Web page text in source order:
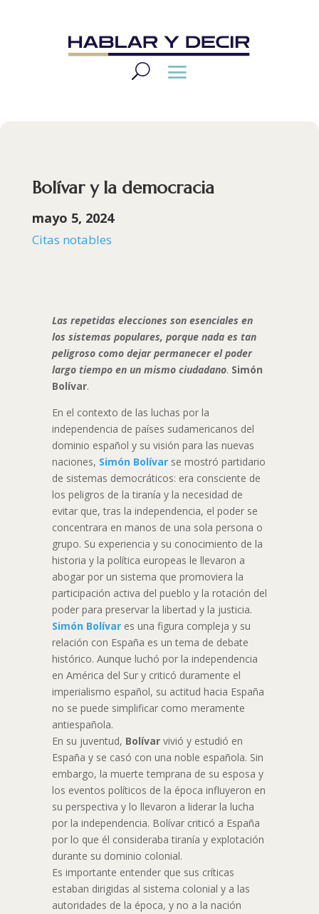
Bolívar y la democracia
mayo 5, 2024
Citas notables
Las repetidas elecciones son esenciales en
los sistemas populares, porque nada es tan
peligroso como dejar permanecer el poder
largo tiempo en un mismo ciudadano. Simón
Bolívar.
En el contexto de las luchas por la
independencia de países sudamericanos del
dominio español y su visión para las nuevas
naciones, Simón Bolívarse mostró partidario
de sistemas democráticos: era consciente de
los peligros de la tiranía y la necesidad de
evitar que, tras la independencia, el poder se
concentrara en manos de una sola persona o
grupo. Su experiencia y su conocimiento de la
historia y la política europeas le llevaron a
abogar por un sistema que promoviera la
participación activa del pueblo y la rotación del
poder para preservar la libertad y la justicia.
Simón Bolívares una figura compleja y su
relación con España es un tema de debate
histórico. Aunque luchó por la independencia
en América del Sur y criticó duramente el
imperialismo español, su actitud hacia España
no se puede simplificar como meramente
antiespañola.
En su juventud, Bolívar vivió y estudió en
España y se casó con una noble española. Sin
embargo, la muerte temprana de su esposa y
los eventos políticos de la época influyeron en
su perspectiva y lo llevaron a liderar la lucha
por la independencia. Bolívar criticó a España
por lo que él consideraba tiranía y explotación
durante su dominio colonial.
Es importante entender que sus críticas
estaban dirigidas al sistema colonial y a las
autoridades de la época, y no a la nación